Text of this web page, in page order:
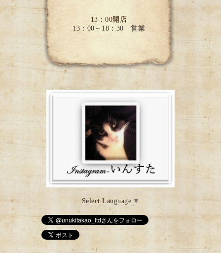
13：00開店
13：00～18：30 営業
Select Language ▼